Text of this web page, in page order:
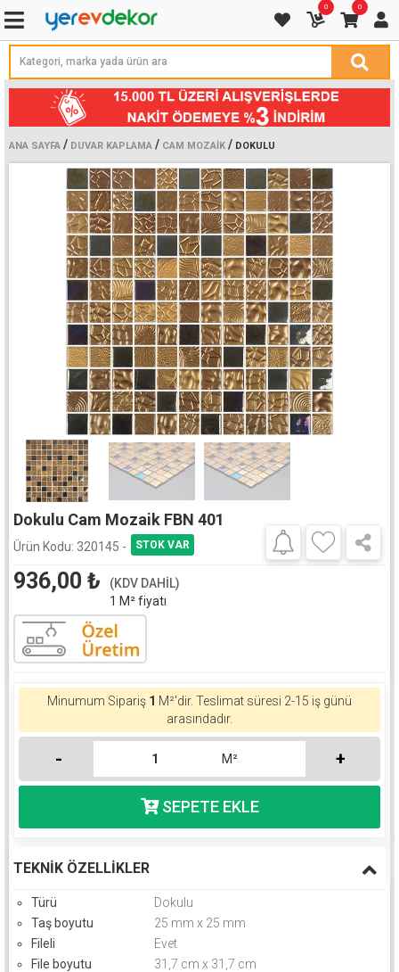
0 0
ANA SAYFA / DUVAR KAPLAMA / CAM MOZAIK / DOKULU
Dokulu Cam Mozaik FBN 401
Ürün Kodu: 320145 -
936,00 ₺
(KDV DAHİL)
1 M² fiyatı
Minumum Sipariş 1 M²'dir. Teslimat süresi 2-15 iş günü
arasındadır.
- M² +
TEKNIK ÖZELLIKLER
Türü
Dokulu
Taş boyutu
25 mm x 25 mm
Fileli
Evet
File boyutu
31,7 cm x 31,7 cm